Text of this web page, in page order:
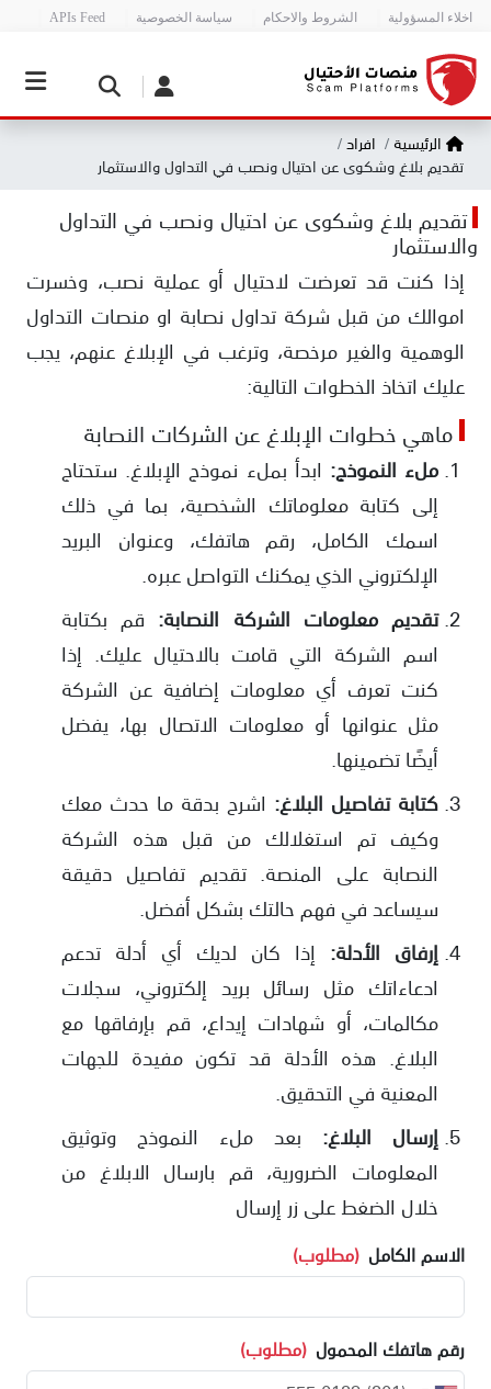
اخلاء المسؤولية الشروط والاحكام سياسة الخصوصية APIs Feed
الرئيسية
افراد
تقديم بلاغ وشكوى عن احتيال ونصب في التداول والاستثمار
تقديم بلاغ وشكوى عن احتيال ونصب في التداول
والاستثمار
إذا كنت قد تعرضت لاحتيال أو عملية نصب، وخسرت
اموالك من قبل شركة تداول نصابة او منصات التداول
الوهمية والغير مرخصة، وترغب في الإبلاغ عنهم، يجب
عليك اتخاذ الخطوات التالية:
ماهي خطوات الإبلاغ عن الشركات النصابة
ملء النموذج: ابدأ بملء نموذج الإبلاغ. ستحتاج
إلى كتابة معلوماتك الشخصية، بما في ذلك
اسمك الكامل، رقم هاتفك، وعنوان البريد
الإلكتروني الذي يمكنك التواصل عبره.
تقديم معلومات الشركة النصابة: قم بكتابة
اسم الشركة التي قامت بالاحتيال عليك. إذا
كنت تعرف أي معلومات إضافية عن الشركة
مثل عنوانها أو معلومات الاتصال بها، يفضل
أيضًا تضمينها.
كتابة تفاصيل البلاغ: اشرح بدقة ما حدث معك
وكيف تم استغلالك من قبل هذه الشركة
النصابة على المنصة. تقديم تفاصيل دقيقة
سيساعد في فهم حالتك بشكل أفضل.
إرفاق الأدلة: إذا كان لديك أي أدلة تدعم
ادعاءاتك مثل رسائل بريد إلكتروني، سجلات
مكالمات، أو شهادات إيداع، قم بإرفاقها مع
البلاغ. هذه الأدلة قد تكون مفيدة للجهات
المعنية في التحقيق.
إرسال البلاغ: بعد ملء النموذج وتوثيق
المعلومات الضرورية، قم بارسال الابلاغ من
خلال الضغط على زر إرسال
الاسم الكامل (مطلوب)
رقم هاتفك المحمول (مطلوب)